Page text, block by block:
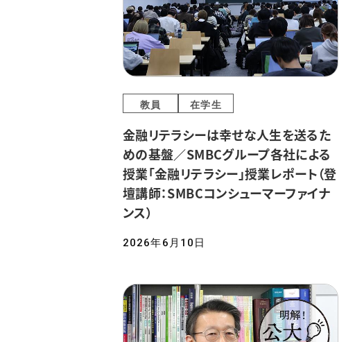
2026年6月10日
教員 在学生
金融リテラシーは幸せな人生を送るた
めの基盤／SMBCグループ各社による
授業「金融リテラシー」授業レポート（登
壇講師：SMBCコンシューマーファイナ
ンス）